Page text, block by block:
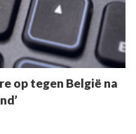
op tegen België na